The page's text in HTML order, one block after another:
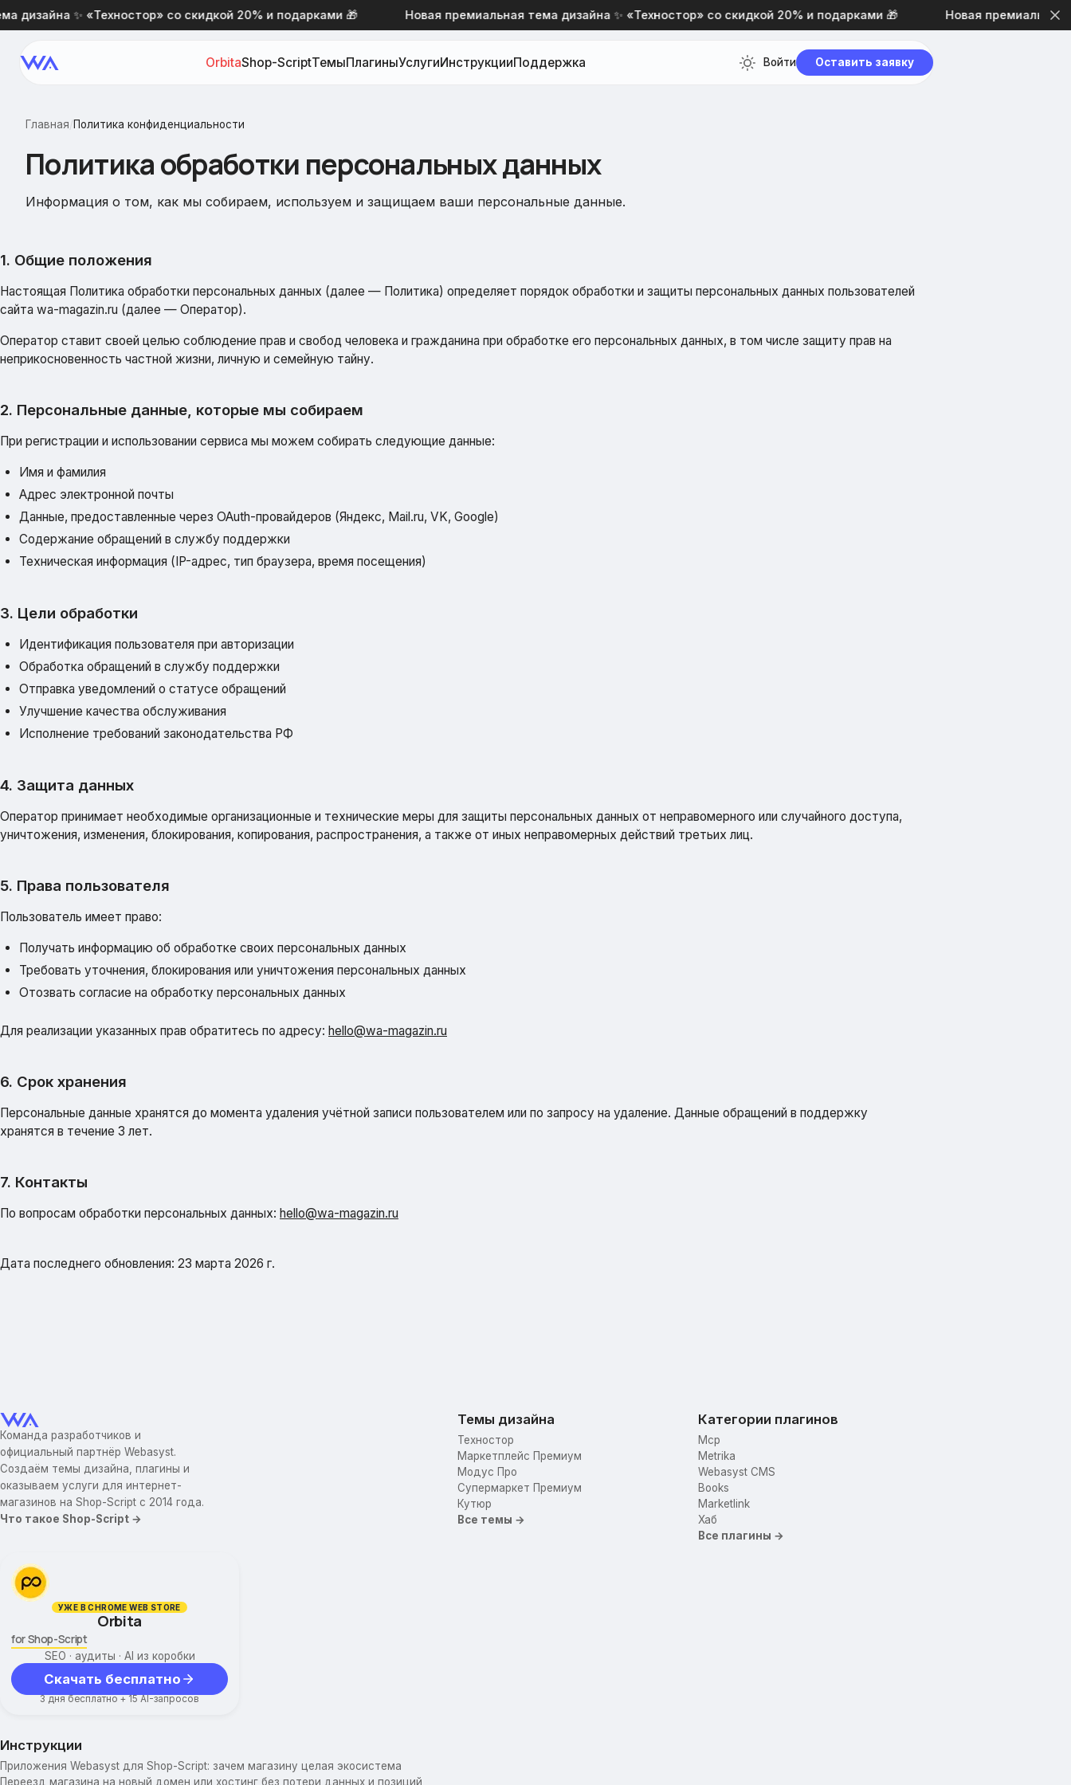
✨ «Техностор» со скидкой 20% и подарками 🎁 Новая премиальная тема дизайна ✨ «Техностор» со скидкой 20% и подарками 🎁 Новая премиальная
OrbitaShop-ScriptТемыПлагиныУслугиИнструкцииПоддержка Войти Оставить заявку
Главная/Политика конфиденциальности
Политика обработки персональных данных
Информация о том, как мы собираем, используем и защищаем ваши персональные данные.
1. Общие положения
Настоящая Политика обработки персональных данных (далее — Политика) определяет порядок обработки и защиты персональных данных пользователей
сайта wa-magazin.ru (далее — Оператор).
Оператор ставит своей целью соблюдение прав и свобод человека и гражданина при обработке его персональных данных, в том числе защиту прав на
неприкосновенность частной жизни, личную и семейную тайну.
2. Персональные данные, которые мы собираем
При регистрации и использовании сервиса мы можем собирать следующие данные:
Имя и фамилия
Адрес электронной почты
Данные, предоставленные через OAuth-провайдеров (Яндекс, Mail.ru, VK, Google)
Содержание обращений в службу поддержки
Техническая информация (IP-адрес, тип браузера, время посещения)
3. Цели обработки
Идентификация пользователя при авторизации
Обработка обращений в службу поддержки
Отправка уведомлений о статусе обращений
Улучшение качества обслуживания
Исполнение требований законодательства РФ
4. Защита данных
Оператор принимает необходимые организационные и технические меры для защиты персональных данных от неправомерного или случайного доступа,
уничтожения, изменения, блокирования, копирования, распространения, а также от иных неправомерных действий третьих лиц.
5. Права пользователя
Пользователь имеет право:
Получать информацию об обработке своих персональных данных
Требовать уточнения, блокирования или уничтожения персональных данных
Отозвать согласие на обработку персональных данных
Для реализации указанных прав обратитесь по адресу: hello@wa-magazin.ru
6. Срок хранения
Персональные данные хранятся до момента удаления учётной записи пользователем или по запросу на удаление. Данные обращений в поддержку
хранятся в течение 3 лет.
7. Контакты
По вопросам обработки персональных данных: hello@wa-magazin.ru
Дата последнего обновления: 23 марта 2026 г.
Команда разработчиков и
официальный партнёр Webasyst.
Создаём темы дизайна, плагины и
оказываем услуги для интернет-
магазинов на Shop-Script с 2014 года.
Что такое Shop-Script →
УЖЕ В CHROME WEB STORE
Orbita
for Shop-Script
SEO · аудиты · AI из коробки
Скачать бесплатно
3 дня бесплатно + 15 AI-запросов
Темы дизайна
Техностор
Маркетплейс Премиум
Модус Про
Супермаркет Премиум
Кутюр
Все темы →
Категории плагинов
Mcp
Metrika
Webasyst CMS
Books
Marketlink
Хаб
Все плагины →
Инструкции
Приложения Webasyst для Shop-Script: зачем магазину целая экосистема
Переезд магазина на новый домен или хостинг без потери данных и позиций